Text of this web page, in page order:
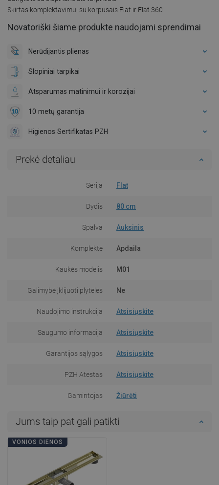
Skirtas komplektavimui su korpusais Flat ir Flat 360
Novatoriški šiame produkte naudojami sprendimai
Nerūdijantis plienas
Slopiniai tarpikai
Atsparumas matinimui ir korozijai
10 metų garantija
Higienos Sertifikatas PZH
Prekė detaliau
Serija Flat
Dydis 80 cm
Spalva Auksinis
Komplekte Apdaila
Kaukės modelis M01
Galimybė įklijuoti plyteles Ne
Naudojimo instrukcija Atsisiųskite
Saugumo informacija Atsisiųskite
Garantijos sąlygos Atsisiųskite
PZH Atestas Atsisiųskite
Gamintojas Žiūrėti
Jums taip pat gali patikti
VONIOS DIENOS